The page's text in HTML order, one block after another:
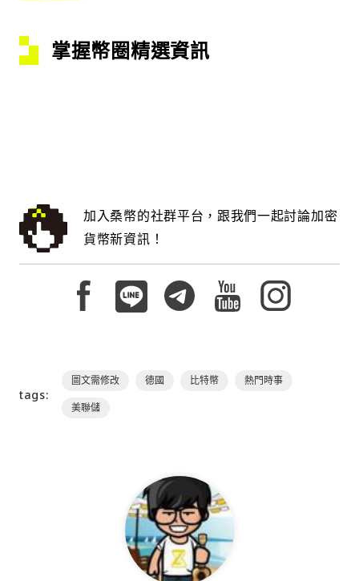
掌握幣圈精選資訊
加入桑幣的社群平台，跟我們一起討論加密
貨幣新資訊！
tags:
圖文需修改 德國 比特幣
熱門時事
美聯儲